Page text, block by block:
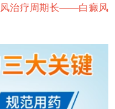
风治疗周期长——白癜风